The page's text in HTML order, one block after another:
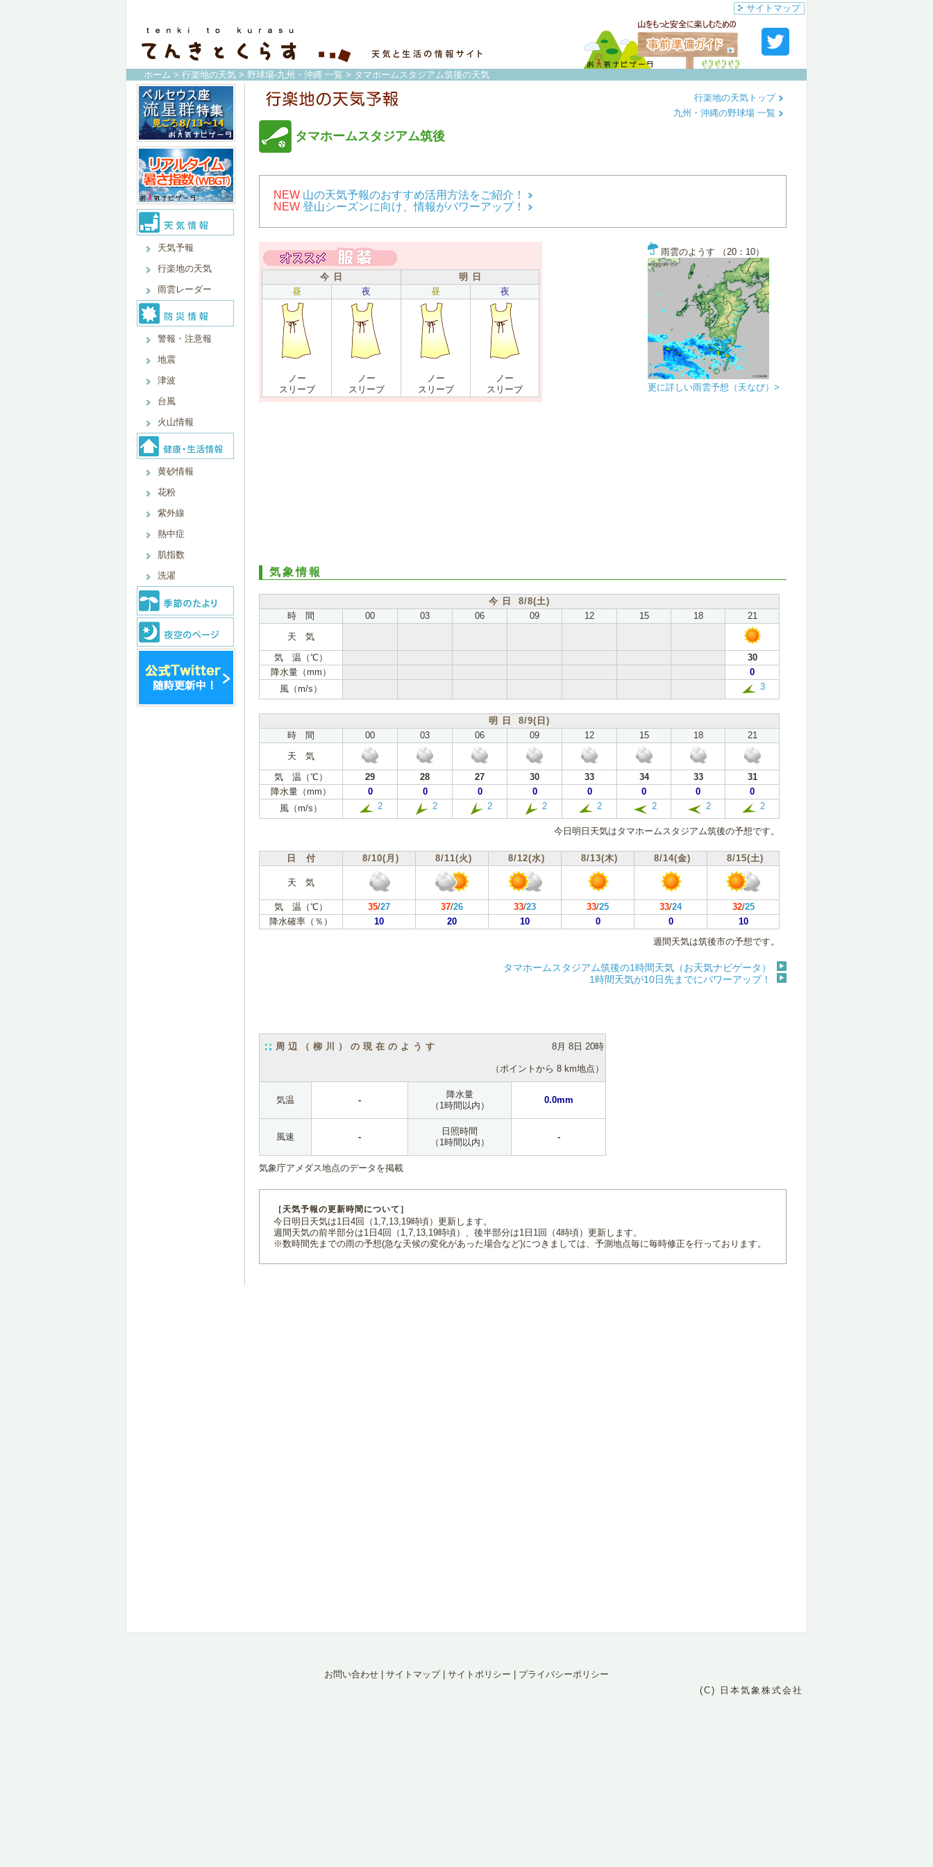
サイトマップ
ホーム > 行楽地の天気 > 野球場-九州・沖縄 一覧 > タマホームスタジアム筑後の天気
天気予報
行楽地の天気
雨雲レーダー
警報・注意報
地震
津波
台風
火山情報
黄砂情報
花粉
紫外線
熱中症
肌指数
洗濯
タマホームスタジアム筑後
行楽地の天気トップ
九州・沖縄の野球場 一覧
NEW 山の天気予報のおすすめ活用方法をご紹介！
NEW 登山シーズンに向け、情報がパワーアップ！
今 日
明 日
昼
夜 昼 夜
ノー
スリーブ
ノー
スリーブ
ノー
スリーブ
ノー
スリーブ
雨雲のようす （20：10）
更に詳しい雨雲予想（天なび）>
気象情報
今 日 8/8(土)
時 間
00 03 06 09 12 15 18
21
天 気
気 温（℃）
30
降水量（mm）
0
風（m/s）
3
明 日 8/9(日)
時 間
00 03 06 09 12 15 18
21
天 気
気 温（℃）
29 28 27 30 33 34 33
31
降水量（mm）
0 0 0 0 0 0 0
0
風（m/s）
2 2 2 2 2 2 2 2
今日明日天気はタマホームスタジアム筑後の予想です。
日 付 8/10(月) 8/11(火) 8/12(水) 8/13(木) 8/14(金) 8/15(土)
天 気
気 温（℃） 35/27 37/26 33/23 33/25 33/24 32/25
降水確率（％）
10 20 10 0 0
10
週間天気は筑後市の予想です。
タマホームスタジアム筑後の1時間天気（お天気ナビゲータ）
1時間天気が10日先までにパワーアップ！
周辺（柳川）の現在のようす 8月 8日 20時
（ポイントから 8 km地点）
気温 -
降水量
（1時間以内）
0.0mm
風速 -
日照時間
（1時間以内）
-
気象庁アメダス地点のデータを掲載
［天気予報の更新時間について］
今日明日天気は1日4回（1,7,13,19時頃）更新します。
週間天気の前半部分は1日4回（1,7,13,19時頃）、後半部分は1日1回（4時頃）更新します。
※数時間先までの雨の予想(急な天候の変化があった場合など)につきましては、予測地点毎に毎時修正を行っております。
お問い合わせ サイトマップ| サイトポリシー
プライバシーポリシー
(C) 日本気象株式会社